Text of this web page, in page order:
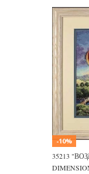
-10%
35213